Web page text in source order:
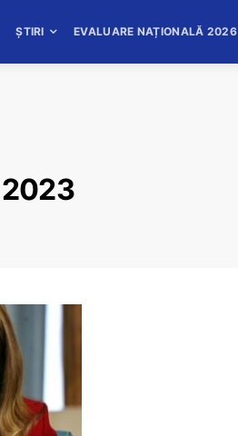
ȘTIRI EVALUARE NAȚIONALĂ 2026